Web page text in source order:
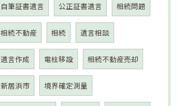
自筆証書遺言 公正証書遺言 相続問題
相続不動産 相続 遺言相談
遺言作成 電柱移設 相続不動産売却
新居浜市 境界確定測量